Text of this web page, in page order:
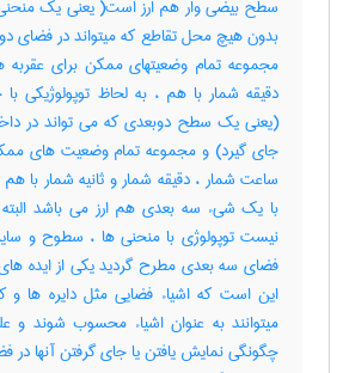
سطح بیضی وار هم ارز است( یعنی یک
بدون هیچ محل تقاطع که میتواند در فضای
مجموعه تمام وضعیتهای ممکن برای
دقیقه شمار با هم ، به لحاظ توپولوژیکی
(یعنی یک سطح دوبعدی که می تواند در
جای گیرد) و مجموعه تمام وضعیت های
ساعت شمار ، دقیقه شمار و ثانیه شمار با هم
با یک شیء سه بعدی هم ارز می باشد البته
نیست توپولوژی با منحنی ها ، سطوح و
فضای سه بعدی مطرح گردید یکی از ایده
این است که اشیاء فضایی مثل دایره ها و
میتوانند به عنوان اشیاء محسوب شوند و
چگونگی نمایش یافتن یا جای گرفتن آنها در